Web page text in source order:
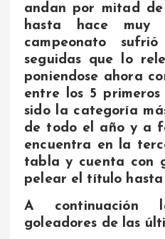
andan por mitad
hasta hace muy
campeonato
seguidas que lo
poniendose ahora
entre los 5
sido la categoría
de todo el año y a
encuentra en la
tabla y cuenta con
pelear el título
A continuación
goleadores de las